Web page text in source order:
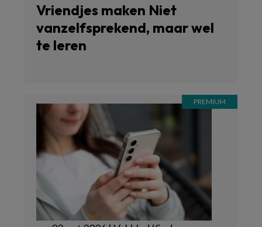
Vriendjes maken Niet
vanzelfsprekend, maar wel
te leren